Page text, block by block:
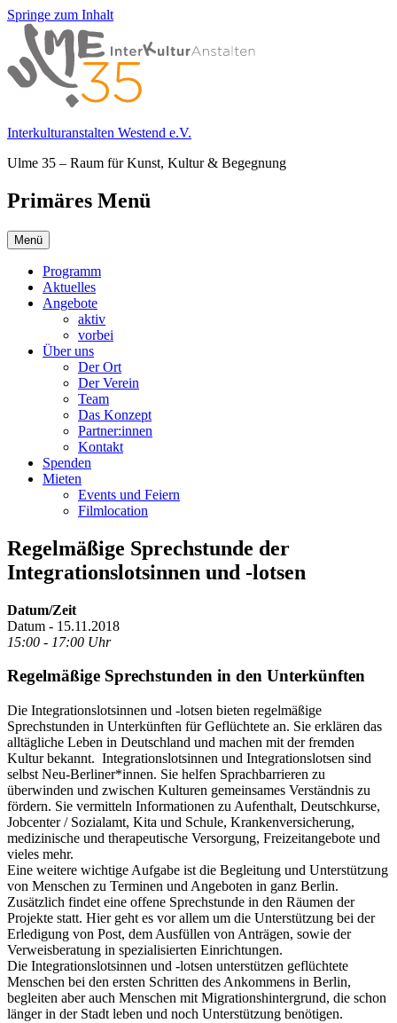
Springe zum Inhalt
Interkulturanstalten Westend e.V.
Ulme 35 – Raum für Kunst, Kultur & Begegnung
Primäres Menü
Menü
Programm
Aktuelles
Angebote
aktiv
vorbei
Über uns
Der Ort
Der Verein
Team
Das Konzept
Partner:innen
Kontakt
Spenden
Mieten
Events und Feiern
Filmlocation
Regelmäßige Sprechstunde der
Integrationslotsinnen und -lotsen
Datum/Zeit
Datum - 15.11.2018
15:00 - 17:00 Uhr
Regelmäßige Sprechstunden in den Unterkünften
Die Integrationslotsinnen und -lotsen bieten regelmäßige
Sprechstunden in Unterkünften für Geflüchtete an. Sie erklären das
alltägliche Leben in Deutschland und machen mit der fremden
Kultur bekannt. Integrationslotsinnen und Integrationslotsen sind
selbst Neu-Berliner*innen. Sie helfen Sprachbarrieren zu
überwinden und zwischen Kulturen gemeinsames Verständnis zu
fördern. Sie vermitteln Informationen zu Aufenthalt, Deutschkurse,
Jobcenter / Sozialamt, Kita und Schule, Krankenversicherung,
medizinische und therapeutische Versorgung, Freizeitangebote und
vieles mehr.
Eine weitere wichtige Aufgabe ist die Begleitung und Unterstützung
von Menschen zu Terminen und Angeboten in ganz Berlin.
Zusätzlich findet eine offene Sprechstunde in den Räumen der
Projekte statt. Hier geht es vor allem um die Unterstützung bei der
Erledigung von Post, dem Ausfüllen von Anträgen, sowie der
Verweisberatung in spezialisierten Einrichtungen.
Die Integrationslotsinnen und -lotsen unterstützen geflüchtete
Menschen bei den ersten Schritten des Ankommens in Berlin,
begleiten aber auch Menschen mit Migrationshintergrund, die schon
länger in der Stadt leben und noch Unterstützung benötigen.